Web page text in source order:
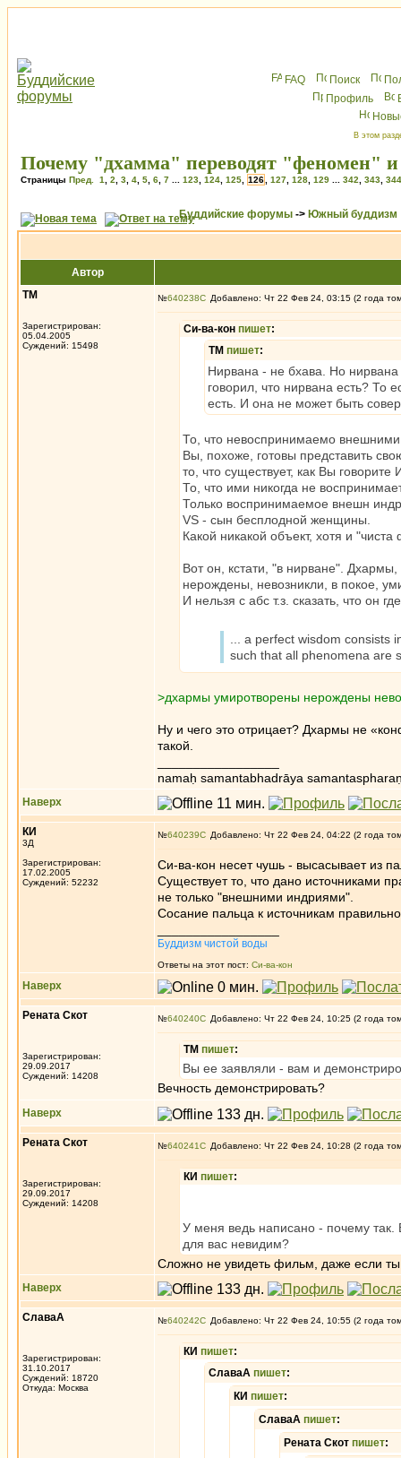
FAQ Поиск
Профиль
В этом
Почему "дхамма" переводят "феномен" и
Страницы Пред. 1 2 3 4 5 6 7 123 124 125 126 127 128 129 342 343 344
Буддийские форумы -> Южный буддизм
Автор
ТМ
Зарегистрирован:
05.04.2005
Суждений: 15498
№640238 Добавлено: Чт 22 Фев 24, 03:15 (2 года
Си-ва-кон пишет:
ТМ пишет:
Нирвана - не бхава. Но
говорил, что нирвана есть? То
есть. И она не может быть
То, что невоспринимаемо
Вы, похоже, готовы представить
то, что существует, как Вы
То, что ими никогда не
Только воспринимаемое внешн
VS - сын бесплодной женщины.
Какой никакой объект, хотя и
Вот он, кстати, "в нирване".
нерождены, невозникли, в покое,
И нельзя с абс т.з. сказать, что он
... a perfect wisdom
such that all phenomena are
>дхармы умиротворены нерождены
Ну и чего это отрицает? Дхармы не
такой.
namaḥ samantabhadrāya
Наверх
КИ
3Д
Зарегистрирован:
17.02.2005
Суждений: 52232
№640239 Добавлено: Чт 22 Фев 24, 04:22 (2 года
Си-ва-кон несет чушь - высасывает из
Существует то, что дано источниками
не только "внешними индриями".
Сосание пальца к источникам
Буддизм чистой воды
Ответы на этот пост: Си-ва-кон
Наверх
Рената Скот
Зарегистрирован:
29.09.2017
Суждений: 14208
№640240 Добавлено: Чт 22 Фев 24, 10:25 (2 года
ТМ пишет:
Вы ее заявляли - вам и
Вечность демонстрировать?
Наверх
Рената Скот
Зарегистрирован:
29.09.2017
Суждений: 14208
№640241 Добавлено: Чт 22 Фев 24, 10:28 (2 года
КИ пишет:
У меня ведь написано - почему так.
для вас невидим?
Сложно не увидеть фильм, даже если
Наверх
СлаваА
Зарегистрирован:
31.10.2017
Суждений: 18720
Откуда: Москва
№640242 Добавлено: Чт 22 Фев 24, 10:55 (2 года
КИ пишет:
СлаваА пишет:
КИ пишет:
СлаваА пишет:
Рената Скот пишет: